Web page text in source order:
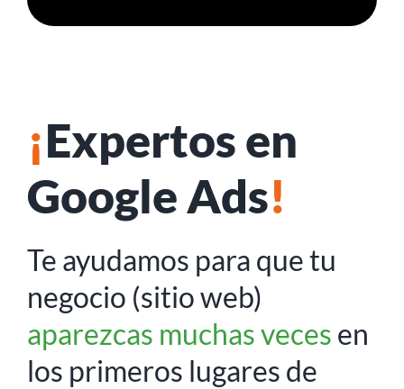
¡Expertos en
Google Ads!
Te ayudamos para que tu
negocio (sitio web)
aparezcas muchas veces en
los primeros lugares de